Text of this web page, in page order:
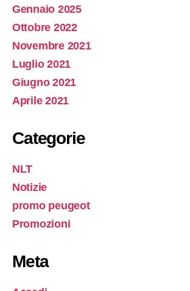
Gennaio 2025
Ottobre 2022
Novembre 2021
Luglio 2021
Giugno 2021
Aprile 2021
Categorie
NLT
Notizie
promo peugeot
Promozioni
Meta